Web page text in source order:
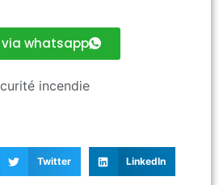
whatsapp
incendie
Twitter LinkedIn